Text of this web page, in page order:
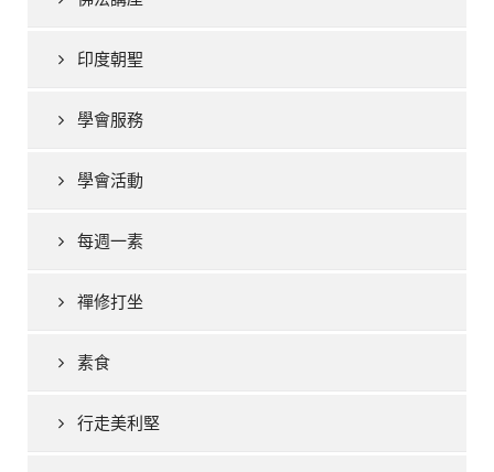
印度朝聖
學會服務
學會活動
每週一素
禪修打坐
素食
行走美利堅